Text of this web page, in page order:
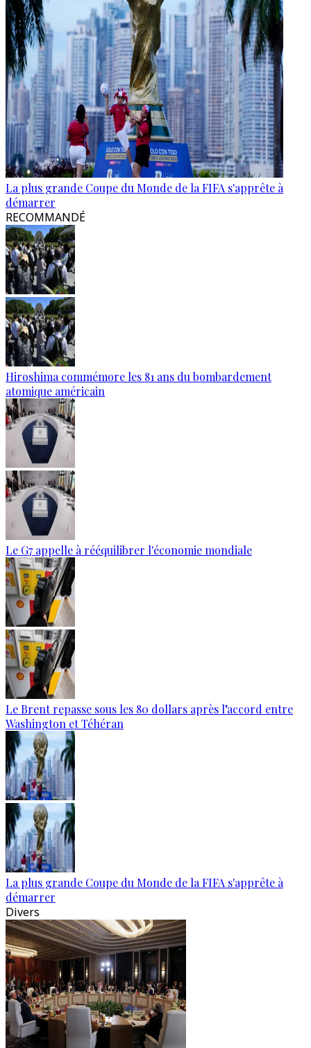
La plus grande Coupe du Monde de la FIFA s'apprête à
démarrer
RECOMMANDÉ
Hiroshima commémore les 81 ans du bombardement
atomique américain
Le G7 appelle à rééquilibrer l'économie mondiale
Le Brent repasse sous les 80 dollars après l’accord entre
Washington et Téhéran
La plus grande Coupe du Monde de la FIFA s'apprête à
démarrer
Divers